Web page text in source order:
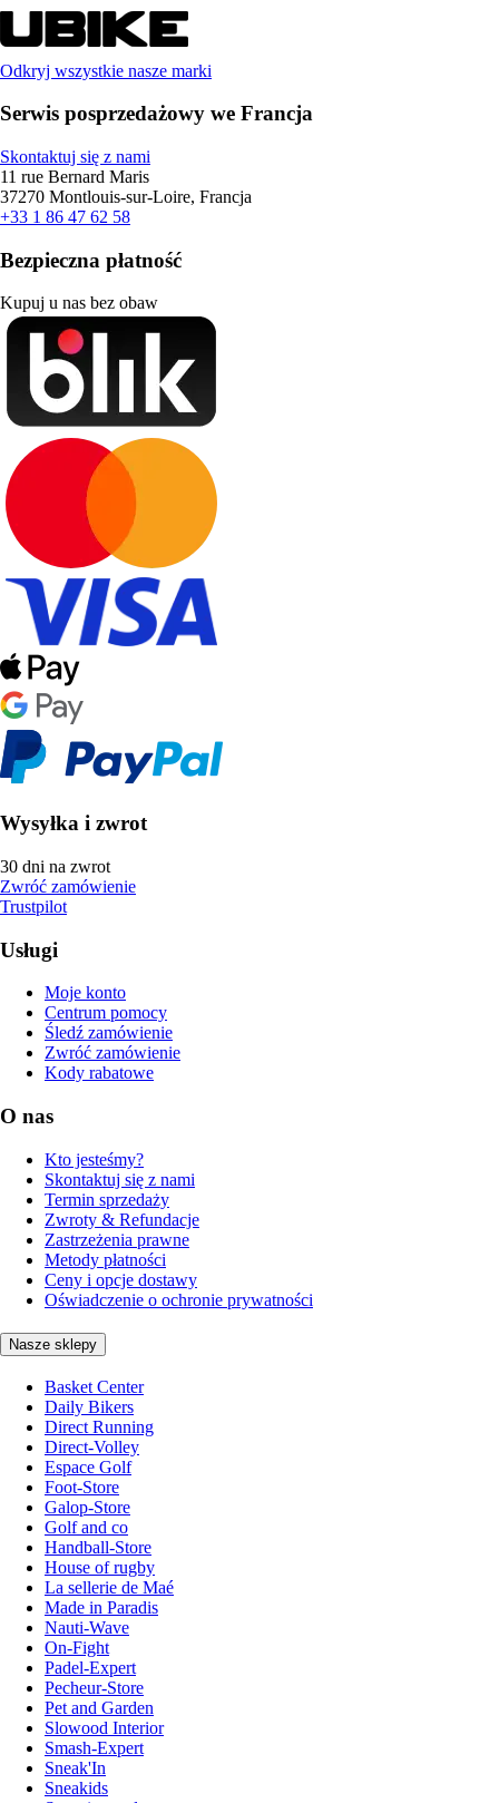
Odkryj wszystkie nasze marki
Serwis posprzedażowy we Francja
Skontaktuj się z nami
11 rue Bernard Maris
37270 Montlouis-sur-Loire, Francja
+33 1 86 47 62 58
Bezpieczna płatność
Kupuj u nas bez obaw
Wysyłka i zwrot
30 dni na zwrot
Zwróć zamówienie
Trustpilot
Usługi
Moje konto
Centrum pomocy
Śledź zamówienie
Zwróć zamówienie
Kody rabatowe
O nas
Kto jesteśmy?
Skontaktuj się z nami
Termin sprzedaży
Zwroty & Refundacje
Zastrzeżenia prawne
Metody płatności
Ceny i opcje dostawy
Oświadczenie o ochronie prywatności
Nasze sklepy
Basket Center
Daily Bikers
Direct Running
Direct-Volley
Espace Golf
Foot-Store
Galop-Store
Golf and co
Handball-Store
House of rugby
La sellerie de Maé
Made in Paradis
Nauti-Wave
On-Fight
Padel-Expert
Pecheur-Store
Pet and Garden
Slowood Interior
Smash-Expert
Sneak'In
Sneakids